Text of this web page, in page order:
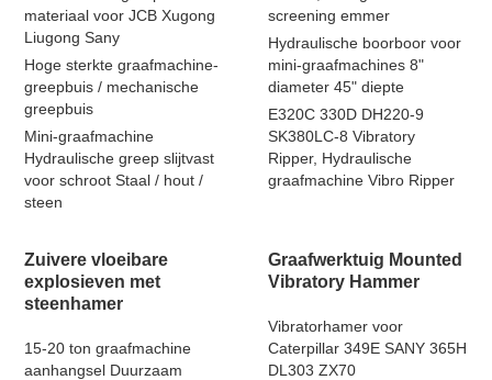
materiaal voor JCB Xugong
Liugong Sany
Hoge sterkte graafmachine-
greepbuis / mechanische
greepbuis
Mini-graafmachine
Hydraulische greep slijtvast
voor schroot Staal / hout /
steen
screening emmer
Hydraulische boorboor voor
mini-graafmachines 8"
diameter 45" diepte
E320C 330D DH220-9
SK380LC-8 Vibratory
Ripper, Hydraulische
graafmachine Vibro Ripper
Zuivere vloeibare
explosieven met
steenhamer
15-20 ton graafmachine
aanhangsel Duurzaam
Graafwerktuig Mounted
Vibratory Hammer
Vibratorhamer voor
Caterpillar 349E SANY 365H
DL303 ZX70